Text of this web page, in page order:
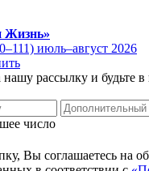
Жизнь»
июль–август 2026
рассылку и будьте в
число
Вы соглашаетесь на